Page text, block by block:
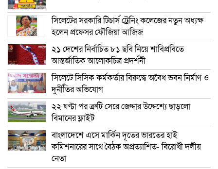
সিলেটের সরকারি টিচার্স ট্রেনিং কলেজের নতুন অধ্যক্ষ
হলেন প্রফেসর ফৌজিয়া আজিজ
২১ দেশের নির্বাচিত ৮১ ছবি নিয়ে শাবিপ্রবিতে
আন্তর্জাতিক আলোকচিত্র প্রদর্শনী
সিলেটে সিসিক কর্মকর্তার বিরুদ্ধে অবৈধ ভবন নির্মাণ ও
দুর্নীতির অভিযোগ
২২ ঘণ্টা পর ত্রুটি সেরে জেদ্দার উদ্দেশ্যে ছাড়লো
বিমানের ফ্লাইট
বাংলাদেশে এসে মার্কিন দূতের ভারতের হাই
কমিশনারের সাথে বৈঠক অপ্রত্যাশিত- বিরোধী দলীয়
নেতা